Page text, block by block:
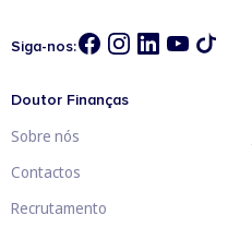
Siga-nos:
Doutor Finanças
Sobre nós
Contactos
Recrutamento